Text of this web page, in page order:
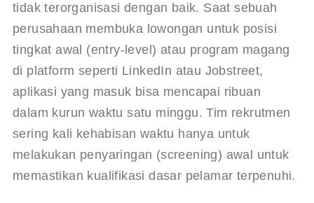
tidak terorganisasi dengan baik. Saat sebuah
perusahaan membuka lowongan untuk posisi
tingkat awal (entry-level) atau program magang
di platform seperti LinkedIn atau Jobstreet,
aplikasi yang masuk bisa mencapai ribuan
dalam kurun waktu satu minggu. Tim rekrutmen
sering kali kehabisan waktu hanya untuk
melakukan penyaringan (screening) awal untuk
memastikan kualifikasi dasar pelamar terpenuhi.